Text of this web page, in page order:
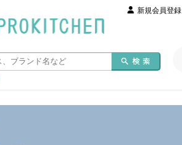
新規会員登録